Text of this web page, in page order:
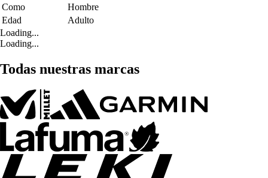
Como
Hombre
Edad
Adulto
Loading...
Loading...
Todas nuestras marcas